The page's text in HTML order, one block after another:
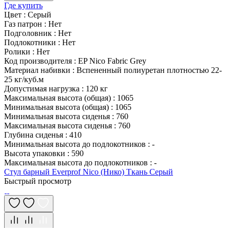
Где купить
Цвет : Серый
Газ патрон : Нет
Подголовник : Нет
Подлокотники : Нет
Ролики : Нет
Код производителя : EP Nico Fabric Grey
Материал набивки : Вспененный полиуретан плотностью 22-
25 кг/куб.м
Допустимая нагрузка : 120 кг
Максимальная высота (общая) : 1065
Минимальная высота (общая) : 1065
Минимальная высота сиденья : 760
Максимальная высота сиденья : 760
Глубина сиденья : 410
Минимальная высота до подлокотников : -
Высота упаковки : 590
Максимальная высота до подлокотников : -
Стул барный Everprof Nico (Нико) Ткань Серый
Быстрый просмотр